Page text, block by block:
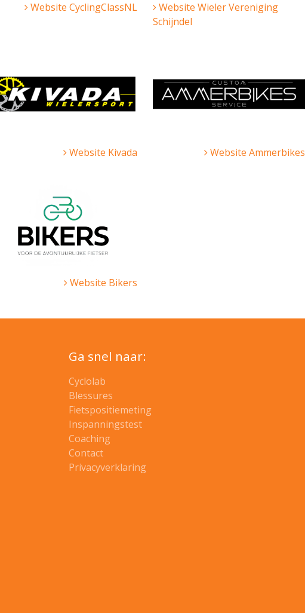
Website CyclingClassNL
Website Wieler Vereniging
Schijndel
Website Kivada Website Ammerbikes
Website Bikers
Ga snel naar:
Cyclolab
Blessures
Fietspositiemeting
Inspanningstest
Coaching
Contact
Privacyverklaring